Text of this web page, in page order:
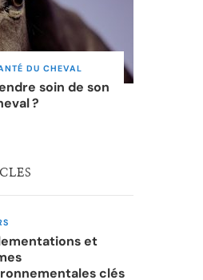
DU CHEVAL
soin de son
?
et
clés